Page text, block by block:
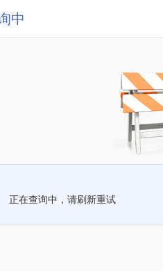
中
正在查询中，请刷新重试